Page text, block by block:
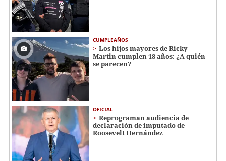
CUMPLEAÑOS
Los hijos mayores de Ricky
Martin cumplen 18 años: ¿A quién
se parecen?
OFICIAL
Reprograman audiencia de
declaración de imputado de
Roosevelt Hernández